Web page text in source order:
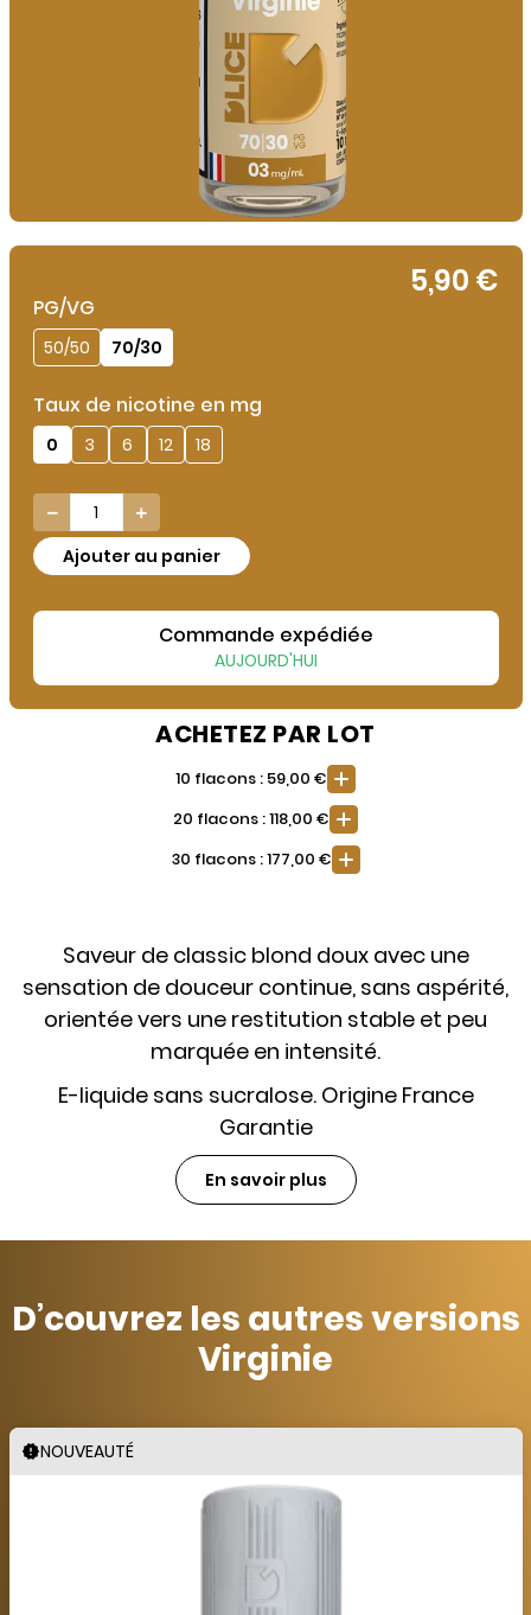
5,90 €
PG/VG
50/50 70/30
Taux de nicotine en mg
0 3 6 12 18
 
Ajouter au panier
Commande expédiée
AUJOURD'HUI
ACHETEZ PAR LOT
10 flacons : 59,00 €
20 flacons : 118,00 €
30 flacons : 177,00 €
Saveur de classic blond doux avec une
sensation de douceur continue, sans aspérité,
orientée vers une restitution stable et peu
marquée en intensité.
E-liquide sans sucralose. Origine France
Garantie
En savoir plus
D’couvrez les autres versions
Virginie
NOUVEAUTÉ